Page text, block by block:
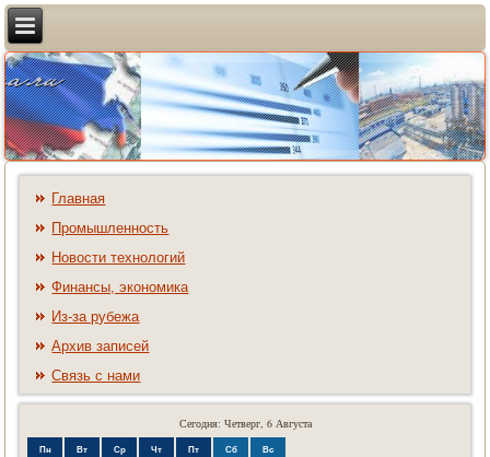
Главная
Промышленность
Новости технологий
Финансы, экономика
Из-за рубежа
Архив записей
Связь с нами
Сегодня: Четверг, 6 Августа
Пн Вт Ср Чт Пт Сб Вс